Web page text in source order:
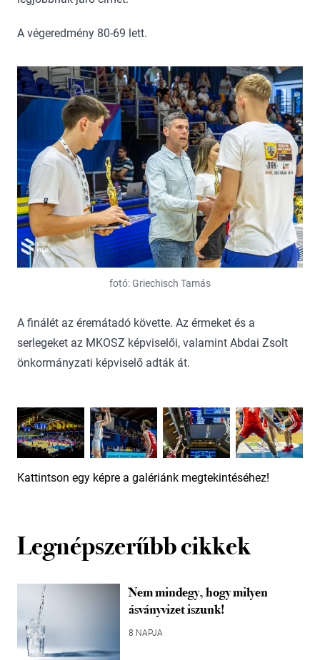
A végeredmény 80-69 lett.
fotó: Griechisch Tamás
A finálét az éremátadó követte. Az érmeket és a
serlegeket az MKOSZ képviselői, valamint Abdai Zsolt
önkormányzati képviselő adták át.
Kattintson egy képre a galériánk megtekintéséhez!
Legnépszerűbb cikkek
Nem mindegy, hogy milyen
ásványvizet iszunk!
8 NAPJA